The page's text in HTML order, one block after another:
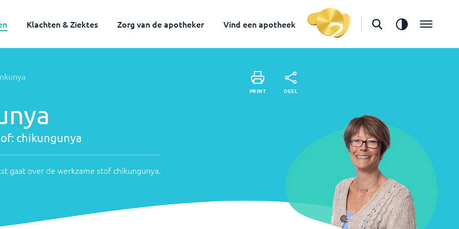
Klachten & Ziektes Zorg van de apotheker Vind een apotheek Vind een apotheek
chikungunya
gaat over de werkzame stof chikungunya.
PRINT DEEL